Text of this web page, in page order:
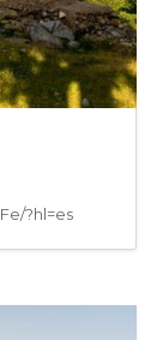
?hl=es